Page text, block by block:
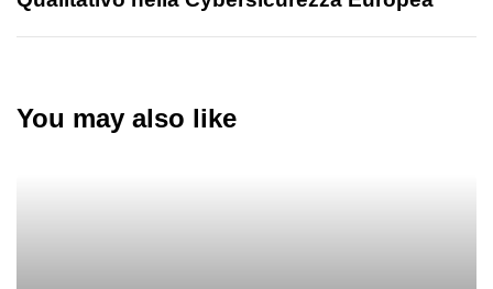
You may also like